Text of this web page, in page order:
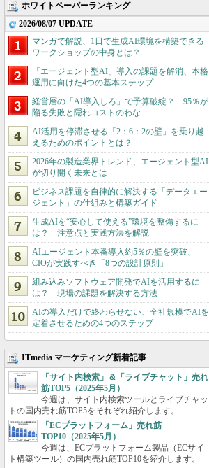
ホワイトペーパーランキング
2026/08/07 UPDATE
マンガで解説、1日で生成AI環境を構築できる
ワークショップの中身とは？
「エージェント型AI」導入の課題を解消、本格
運用に向けた4つの基本ステップ
経営層の「AI導入しろ」で予算破綻？ 95％が
陥る失敗と隠れコストのわな
AI活用を停滞させる「2：6：2の壁」を乗り越
えるためのポイントとは？
2026年の製造業界トレンド、エージェント型AI
が切り開く未来とは
ビジネス課題を自律的に解決する「データエー
ジェント」の仕組みと構築ガイド
生成AIを“安心して使える”環境を整備するに
は？ 注意点と実践方法を解説
AIエージェント本番導入約5％の壁を突破、
CIOが実践すべき「8つの設計原則」
組み込みソフトウェア開発でAIを活用するに
は？ 現場の課題を解決する方法
AIの導入だけで終わらせない、全社規模でAIを
定着させるための4つのステップ
ITmedia マーケティング新着記事
「サイト内検索」＆「ライブチャット」売れ
筋TOP5（2025年5月）
今週は、サイト内検索ツールとライブチャッ
トの国内売れ筋TOP5をそれぞれ紹介します。
「ECプラットフォーム」売れ筋
TOP10（2025年5月）
今週は、ECプラットフォーム製品（ECサイ
ト構築ツール）の国内売れ筋TOP10を紹介します。